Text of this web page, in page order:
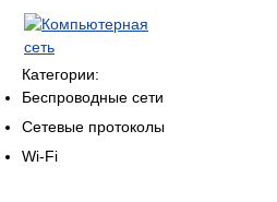
Категории:
Беспроводные сети
Сетевые протоколы
Wi-Fi